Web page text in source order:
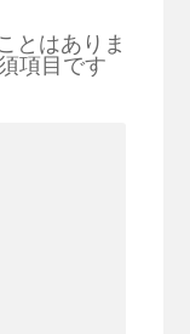
とはありま
項目です